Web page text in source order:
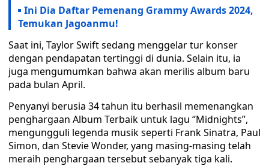
Ini Dia Daftar Pemenang Grammy Awards 2024,
Temukan Jagoanmu!
Saat ini, Taylor Swift sedang menggelar tur konser
dengan pendapatan tertinggi di dunia. Selain itu, ia
juga mengumumkan bahwa akan merilis album baru
pada bulan April.
Penyanyi berusia 34 tahun itu berhasil memenangkan
penghargaan Album Terbaik untuk lagu “Midnights”,
mengungguli legenda musik seperti Frank Sinatra, Paul
Simon, dan Stevie Wonder, yang masing-masing telah
meraih penghargaan tersebut sebanyak tiga kali.